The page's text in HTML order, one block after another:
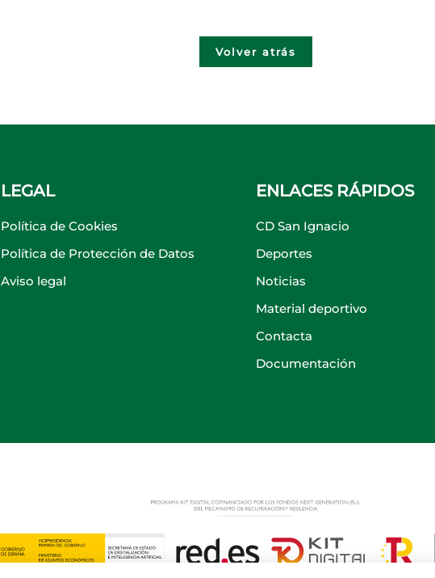
Volver atrás
LEGAL
Política de Cookies
Política de Protección de Datos
Aviso legal
ENLACES RÁPIDOS
CD San Ignacio
Deportes
Noticias
Material deportivo
Contacta
Documentación